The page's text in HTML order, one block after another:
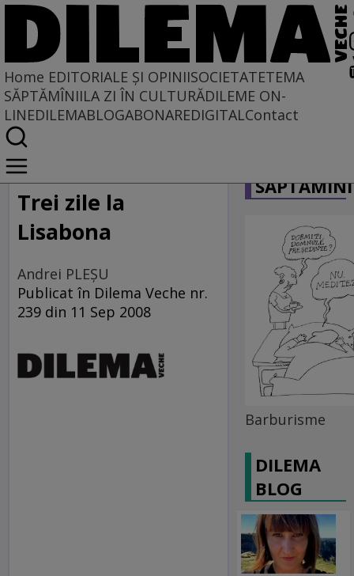
Home EDITORIALE ȘI OPINIISOCIETATETEMA
SĂPTĂMÎNIILA ZI ÎN CULTURĂDILEME ON-
LINEDILEMABLOGABONAREDIGITALContact
Home
EDITORIALE ȘI OPINII
SITUAȚIUNEA
Trei zile la
Lisabona
Andrei PLEŞU
Publicat în Dilema Veche nr.
239 din 11 Sep 2008
Barburisme
DILEMA
BLOG